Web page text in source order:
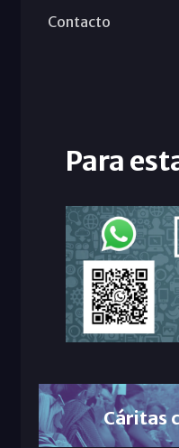
Contacto
Para
Cáritas